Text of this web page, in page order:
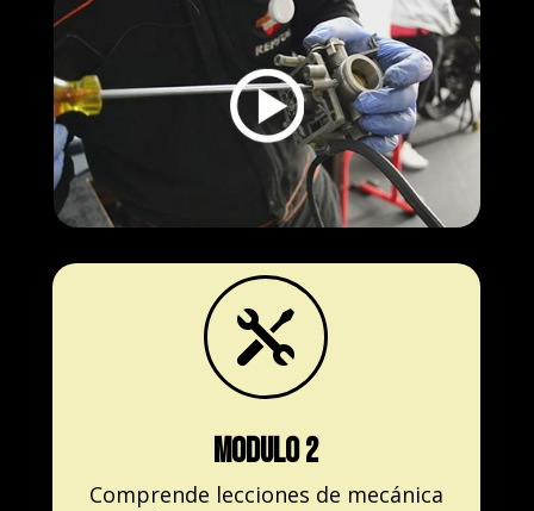

modulo 2
Comprende lecciones de mecánica